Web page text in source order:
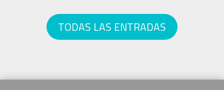
TODAS LAS ENTRADAS